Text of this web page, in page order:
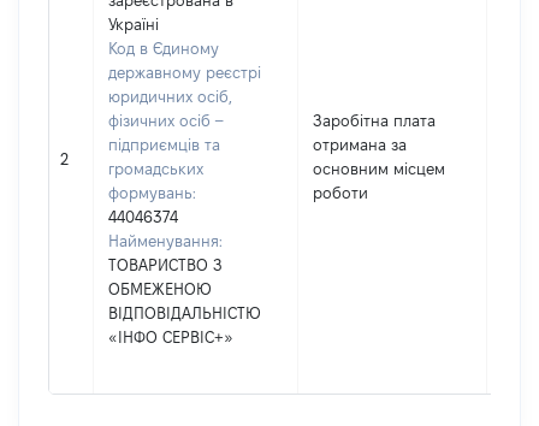
2
Україні
Код в Єдиному
державному реєстрі
юридичних осіб,
фізичних осіб –
підприємців та
громадських
формувань:
44046374
Найменування:
ТОВАРИСТВО З
ОБМЕЖЕНОЮ
ВІДПОВІДАЛЬНІСТЮ
«ІНФО СЕРВІС+»
Заробітна плата
отримана за
основним місцем
роботи